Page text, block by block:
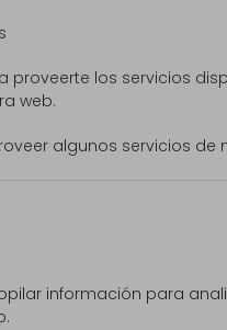
proveerte los servicios
web.
algunos servicios de
información para